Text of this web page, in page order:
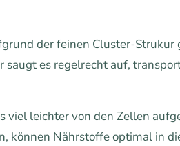
der feinen Cluster-Strukur
es regelrecht auf,
viel leichter von den Zellen
können Nährstoffe optimal in